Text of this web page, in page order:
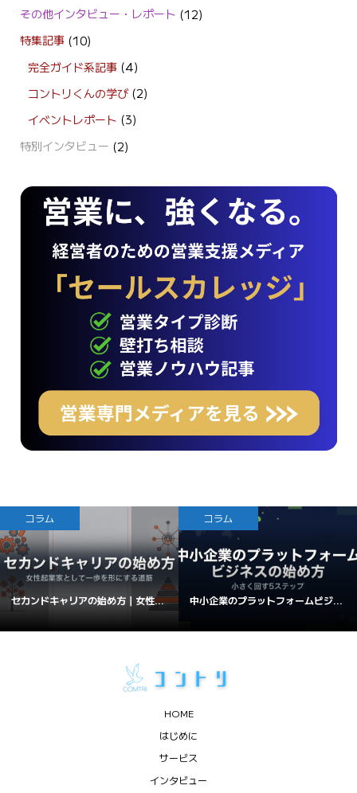
その他インタビュー・レポート (12)
特集記事(10)
完全ガイド系記事 (4)
コントリくんの学び(2)
イベントレポート (3)
特別インタビュー (2)
コラム
セカンドキャリアの始め方｜女性...
コラム
中小企業のプラットフォームビジ...
HOME
はじめに
サービス
インタビュー